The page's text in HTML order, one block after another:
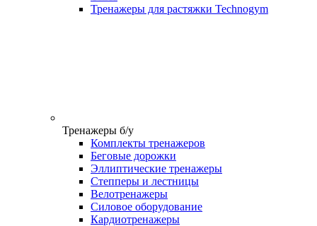
Тренажеры для растяжки Technogym
Тренажеры б/у
Комплекты тренажеров
Беговые дорожки
Эллиптические тренажеры
Степперы и лестницы
Велотренажеры
Силовое оборудование
Кардиотренажеры